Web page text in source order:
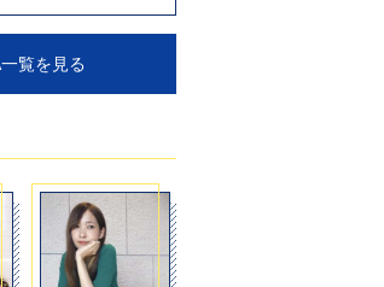
覧を見る